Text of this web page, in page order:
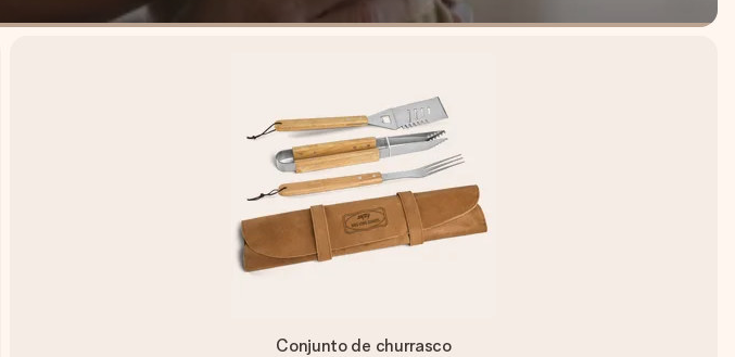
Conjunto de churrasco